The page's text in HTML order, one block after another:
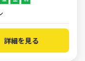
詳細を見る